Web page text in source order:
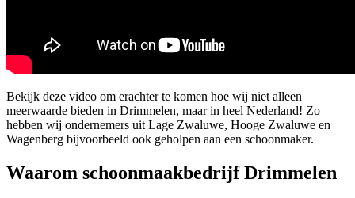
Bekijk deze video om erachter te komen hoe wij niet alleen
meerwaarde bieden in Drimmelen, maar in heel Nederland! Zo
hebben wij ondernemers uit Lage Zwaluwe, Hooge Zwaluwe en
Wagenberg bijvoorbeeld ook geholpen aan een schoonmaker.
Waarom schoonmaakbedrijf Drimmelen